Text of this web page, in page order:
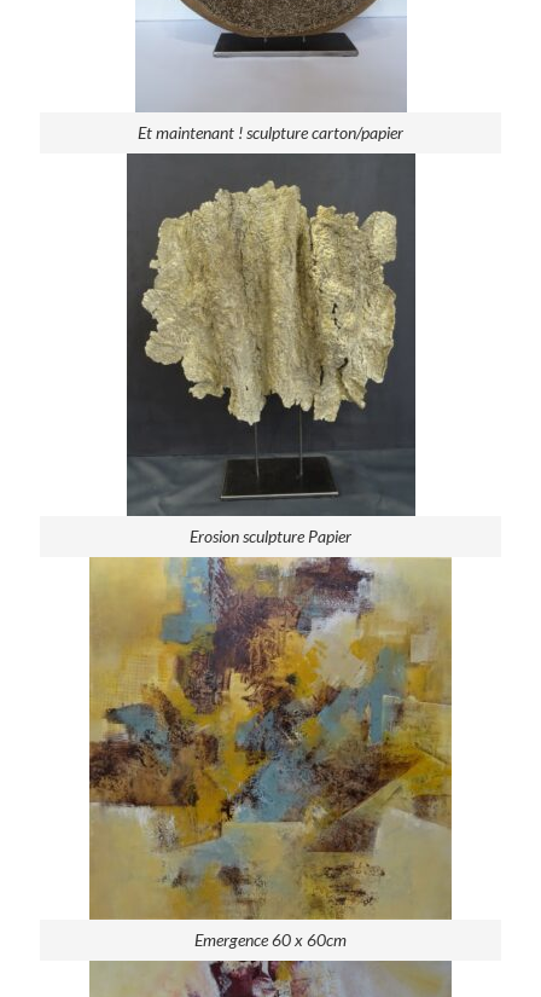
Et maintenant ! sculpture carton/papier
Erosion sculpture Papier
Emergence 60 x 60cm